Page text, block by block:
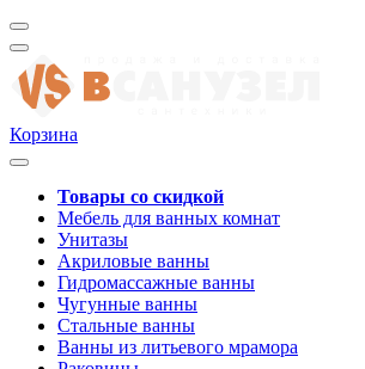
Корзина
Товары со скидкой
Мебель для ванных комнат
Унитазы
Акриловые ванны
Гидромассажные ванны
Чугунные ванны
Стальные ванны
Ванны из литьевого мрамора